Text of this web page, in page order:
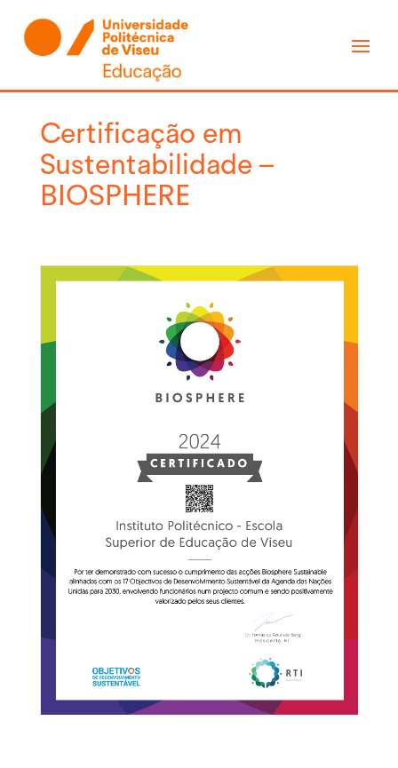
Certificação em
Sustentabilidade –
BIOSPHERE